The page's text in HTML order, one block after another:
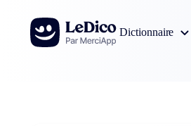
Aller au contenu
Dictionnaire